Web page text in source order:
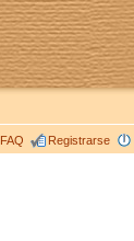
FAQ Registrarse